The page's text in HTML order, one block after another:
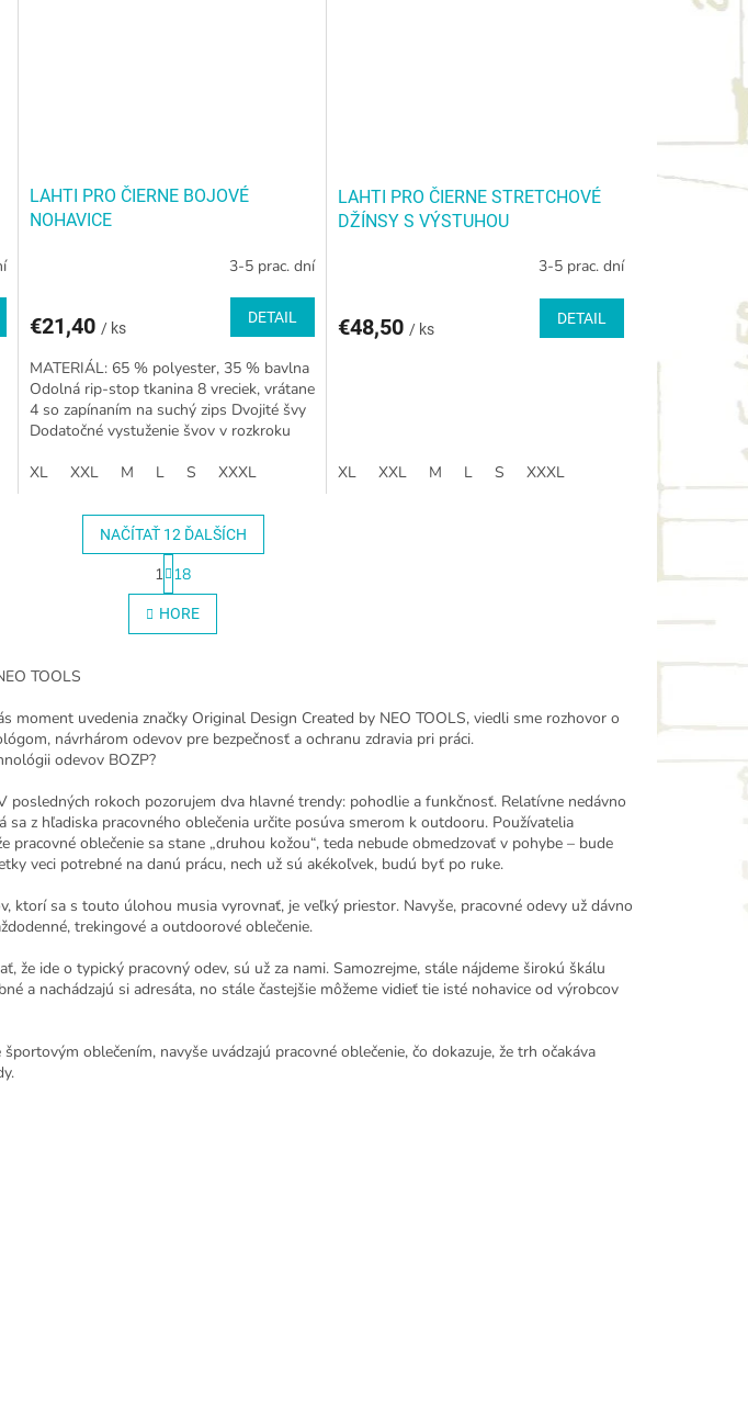
LAHTI PRO ČIERNE BOJOVÉ
NOHAVICE
3-5 prac. dní
€21,40 / ks
DETAIL
MATERIÁL: 65 % polyester, 35 % bavlna
Odolná rip-stop tkanina 8 vreciek, vrátane
4 so zapínaním na suchý zips Dvojité švy
Dodatočné vystuženie švov v rozkroku
XL
XXL M L S XXXL
LAHTI PRO ČIERNE STRETCHOVÉ
DŽÍNSY S VÝSTUHOU
3-5 prac. dní
€48,50 / ks
DETAIL
XL XXL M L S XXXL
O
v
l
c
i
e
v
k
y
v
p
i
u
NAČÍTAŤ 12 ĎALŠÍCH
S
t
r
á
n
a
n
i
1 18
HORE
TOOLS
moment uvedenia značky Original Design Created by NEO TOOLS, viedli sme rozhovor o
návrhárom odevov pre bezpečnosť a ochranu zdravia pri práci.
odevov BOZP?
posledných rokoch pozorujem dva hlavné trendy: pohodlie a funkčnosť. Relatívne nedávno
z hľadiska pracovného oblečenia určite posúva smerom k outdooru. Používatelia
pracovné oblečenie sa stane „druhou kožou“, teda nebude obmedzovať v pohybe – bude
veci potrebné na danú prácu, nech už sú akékoľvek, budú byť po ruke.
ktorí sa s touto úlohou musia vyrovnať, je veľký priestor. Navyše, pracovné odevy už dávno
trekingové a outdoorové oblečenie.
že ide o typický pracovný odev, sú už za nami. Samozrejme, stále nájdeme širokú škálu
a nachádzajú si adresáta, no stále častejšie môžeme vidieť tie isté nohavice od výrobcov
oblečením, navyše uvádzajú pracovné oblečenie, čo dokazuje, že trh očakáva